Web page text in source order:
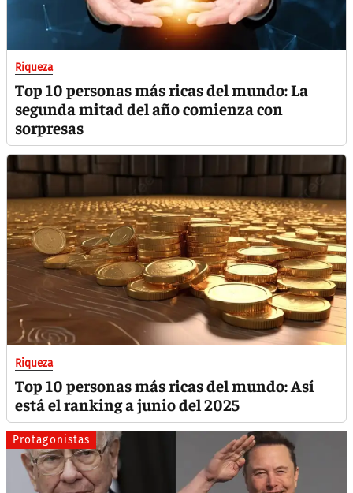
Riqueza
Top 10 personas más ricas del mundo: La
segunda mitad del año comienza con
sorpresas
Riqueza
Top 10 personas más ricas del mundo: Así
está el ranking a junio del 2025
Protagonistas